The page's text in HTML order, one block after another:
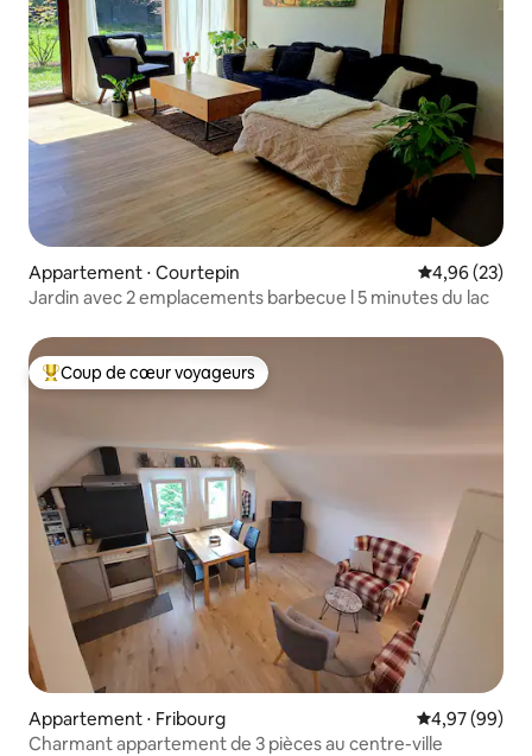
Appartement ⋅ Courtepin Évaluation
4,96 (23)
Jardin avec 2 emplacements barbecue l 5 minutes du lac
Coups de cœur voyageurs les plus appréciés
Coup de cœur voyageurs
Appartement ⋅ Fribourg Évaluation
4,97 (99)
Charmant appartement de 3 pièces au centre-ville